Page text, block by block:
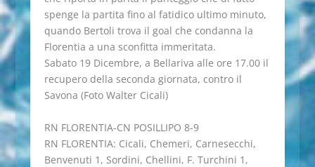
spenge la partita fino al fatidico ultimo minuto,
quando Bertoli trova il goal che condanna la
Florentia a una sconfitta immeritata.
Sabato 19 Dicembre, a Bellariva alle ore 17.00 il
recupero della seconda giornata, contro il
Savona (Foto Walter Cicali)
RN FLORENTIA-CN POSILLIPO 8-9
RN FLORENTIA: Cicali, Chemeri, Carnesecchi,
Benvenuti 1, Sordini, Chellini, F. Turchini 1,